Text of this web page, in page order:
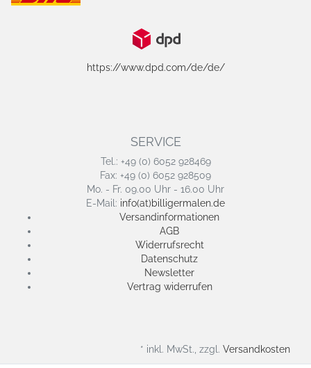
https://www.dpd.com/de/de/
SERVICE
Tel.: +49 (0) 6052 928469
Fax: +49 (0) 6052 928509
Mo. - Fr. 09.00 Uhr - 16.00 Uhr
E-Mail: info(at)billigermalen.de
Versandinformationen
AGB
Widerrufsrecht
Datenschutz
Newsletter
Vertrag widerrufen
* inkl. MwSt., zzgl. Versandkosten